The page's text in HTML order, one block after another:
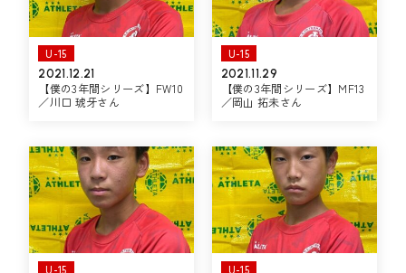
U-15
2021.12.21
【僕の3年間シリーズ】FW10
／川口 琥牙さん
U-15
2021.11.29
【僕の3年間シリーズ】MF13
／岡山 拓未さん
U-15 U-15